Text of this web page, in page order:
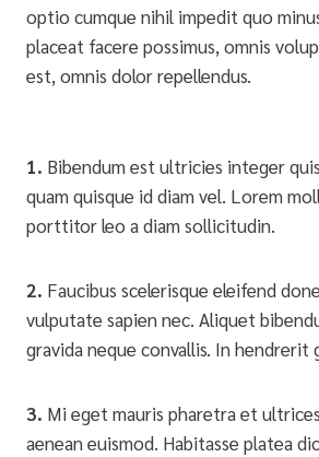
optio cumque nihil impedit quo
placeat facere possimus, omnis
est, omnis dolor repellendus.
1. Bibendum est ultricies integer
quam quisque id diam vel. Lorem
porttitor leo a diam sollicitudin.
2. Faucibus scelerisque eleifend
vulputate sapien nec. Aliquet
gravida neque convallis. In hendrerit
3. Mi eget mauris pharetra et
aenean euismod. Habitasse platea